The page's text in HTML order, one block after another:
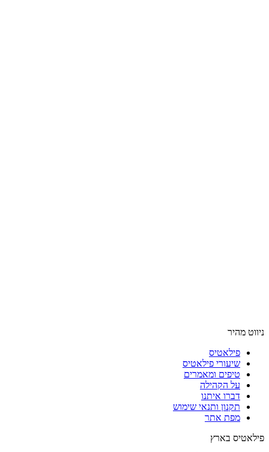
ניווט מהיר
פילאטיס
שיעורי פילאטיס
טיפים ומאמרים
על הקהילה
דברו איתנו
תקנון ותנאי שימוש
מפת אתר
פילאטיס בארץ